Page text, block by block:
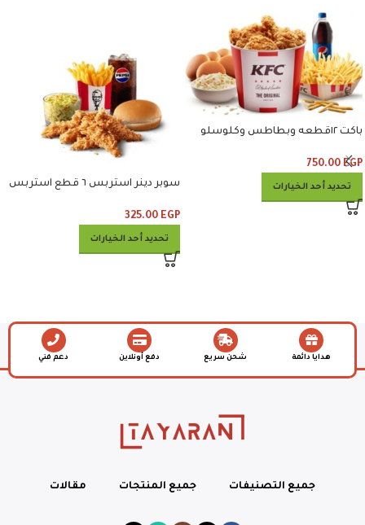
باكت ١٢قطعه وبطاطس وكلوسلو
750.00 EGP
تحديد أحد الخيارات
سوبر دينر استربس ٦ قطع استربس
325.00 EGP
تحديد أحد الخيارات
هدايا دائمة شحن سريع دفع أونلاين دعم فني
جميع التصنيفات جميع المنتجات مقالات